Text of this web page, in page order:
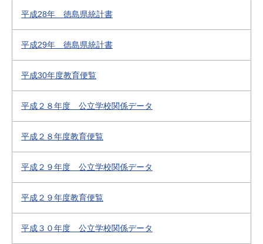
平成28年 徳島県統計書
平成29年 徳島県統計書
平成30年度教育便覧
平成２８年度 公立学校関係データ
平成２８年度教育便覧
平成２９年度 公立学校関係データ
平成２９年度教育便覧
平成３０年度 公立学校関係データ